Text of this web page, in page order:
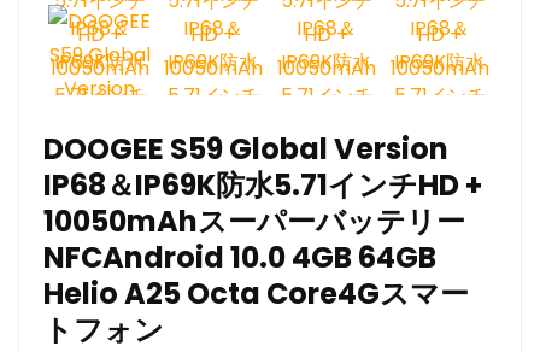
DOOGEE S59 Global Version
IP68＆IP69K防水5.71インチHD +
10050mAhスーパーバッテリー
NFCAndroid 10.0 4GB 64GB
Helio A25 Octa Core4Gスマー
トフォン